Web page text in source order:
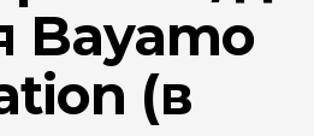
Bayamo
(в